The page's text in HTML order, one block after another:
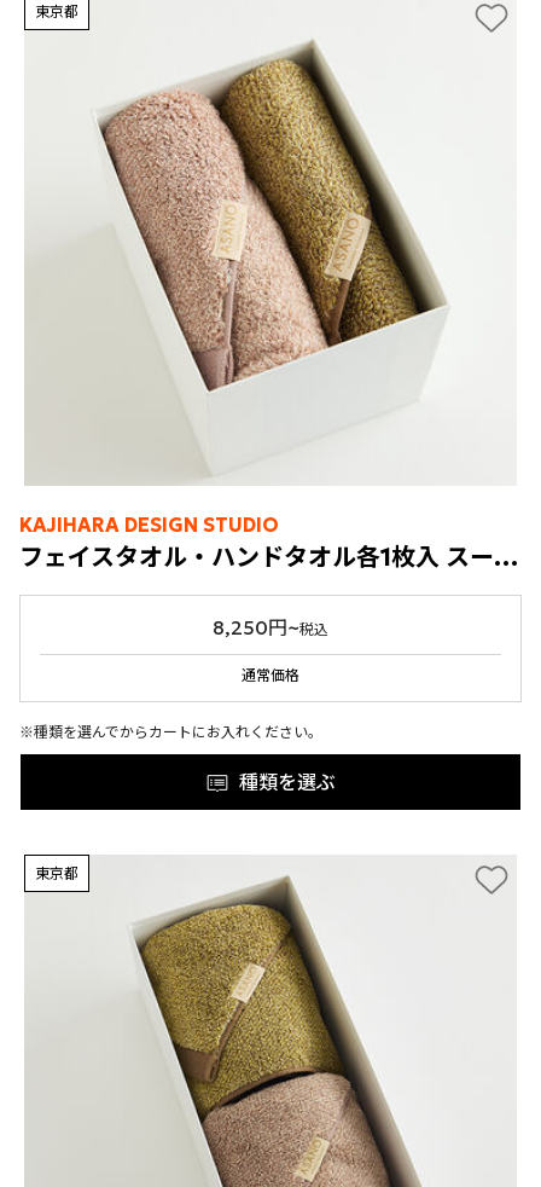
東京都
KAJIHARA DESIGN STUDIO
フェイスタオル・ハンドタオル各1枚入 スーパーゼロ®タオル KASUMI
8,250円~税込
通常価格
※種類を選んでからカートにお入れください。
種類を選ぶ
東京都